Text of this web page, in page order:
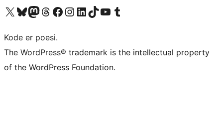
Besøg vores X (tidligere Twitter) konto
Besøg vores Bluesky-konto
Besøg vores Mastodon konto
Besøg vores Threads-konto
Besøg vores Facebook sideBesøg vores Instagram konto
Besøg vores LinkedIn konto
Besøg vores TikTok-konto
Besøg vores YouTube-kanalBesøg vores Tumblr-konto
Kode er poesi.
The WordPress® trademark is the intellectual property
of the WordPress Foundation.